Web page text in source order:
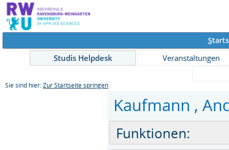
S
Studis Helpdesk
Veranstaltungen
Sie sind hier: Zur Startseite springen
Kaufmann ,
Funktionen: